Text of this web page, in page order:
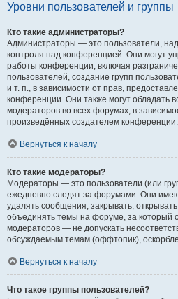
Уровни пользователей и группы
Кто такие администраторы?
Администраторы — это пользователи,
контроля над конференцией. Они могут
работы конференции, включая
пользователей, создание групп
и т. п., в зависимости от прав,
конференции. Они также могут обладать
модераторов во всех форумах, в
произведённых создателем конференции.
Вернуться к началу
Кто такие модераторы?
Модераторы — это пользователи (или
ежедневно следят за форумами. Они
удалять сообщения, закрывать,
объединять темы на форуме, за который
модераторов — не допускать
обсуждаемым темам (оффтопик),
Вернуться к началу
Что такое группы пользователей?